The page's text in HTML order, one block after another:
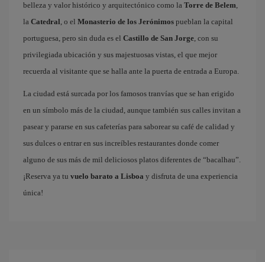
belleza y valor histórico y arquitectónico como la Torre de Belem,
la Catedral, o el Monasterio de los Jerónimos pueblan la capital
portuguesa, pero sin duda es el Castillo de San Jorge, con su
privilegiada ubicación y sus majestuosas vistas, el que mejor
recuerda al visitante que se halla ante la puerta de entrada a Europa.
La ciudad está surcada por los famosos tranvías que se han erigido
en un símbolo más de la ciudad, aunque también sus calles invitan a
pasear y pararse en sus cafeterías para saborear su café de calidad y
sus dulces o entrar en sus increíbles restaurantes donde comer
alguno de sus más de mil deliciosos platos diferentes de “bacalhau”.
¡Reserva ya tu vuelo barato a Lisboa y disfruta de una experiencia
única!